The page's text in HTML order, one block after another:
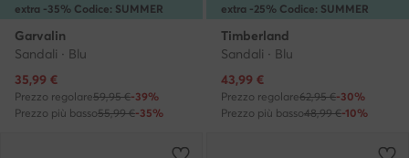
extra -35% Codice: SUMMER
Garvalin
Sandali · Blu
Prezzo attuale
35,99 €
Prezzo regolare59,95 €-39%
Prezzo più basso55,99 €-35%
extra -25% Codice: SUMMER
Timberland
Sandali · Blu
Prezzo attuale
43,99 €
Prezzo regolare62,95 €-30%
Prezzo più basso48,99 €-10%